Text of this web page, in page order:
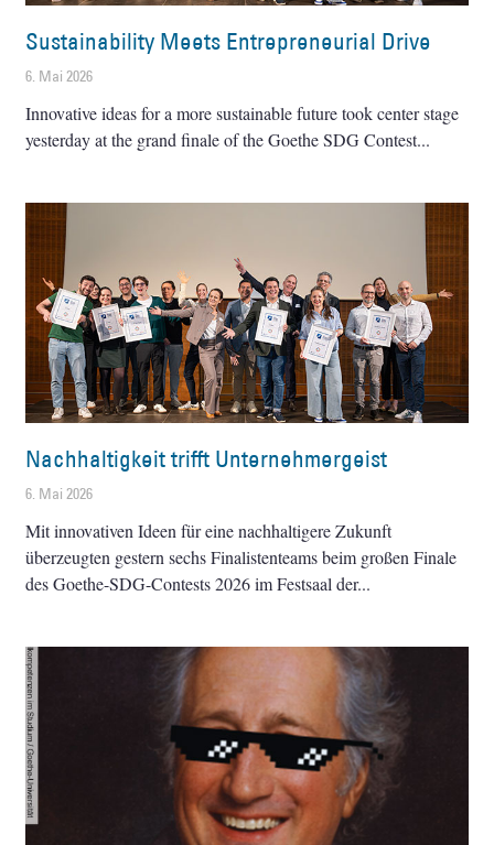
Sustainability Meets Entrepreneurial Drive
6. Mai 2026
Innovative ideas for a more sustainable future took center stage
yesterday at the grand finale of the Goethe SDG Contest
Nachhaltigkeit trifft Unternehmergeist
6. Mai 2026
Mit innovativen Ideen für eine nachhaltigere Zukunft
überzeugten gestern sechs Finalistenteams beim großen Finale
des Goethe-SDG-Contests 2026 im Festsaal der